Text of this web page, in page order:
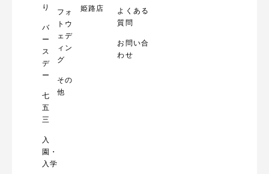
り
バ
ー
ス
デ
ー
七
五
三
入
園・
入学
フォ
トウ
ェデ
ィン
グ
その
他
姫路店
よくある
質問
お問い合
わせ